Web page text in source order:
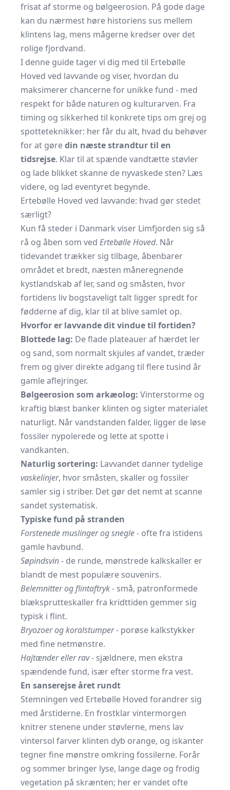
frisat af storme og bølgeerosion. På gode dage
kan du nærmest høre historiens sus mellem
klintens lag, mens mågerne kredser over det
rolige fjordvand.
I denne guide tager vi dig med til Ertebølle
Hoved ved lavvande og viser, hvordan du
maksimerer chancerne for unikke fund - med
respekt for både naturen og kulturarven. Fra
timing og sikkerhed til konkrete tips om grej og
spotte­teknikker: her får du alt, hvad du behøver
for at gøredin næste strandtur til en
tidsrejse. Klar til at spænde vandtætte støvler
og lade blikket skanne de nyvaskede sten? Læs
videre, og lad eventyret begynde.
Ertebølle Hoved ved lavvande: hvad gør stedet
særligt?
Kun få steder i Danmark viser Limfjorden sig så
rå og åben som ved Ertebølle Hoved. Når
tidevandet trækker sig tilbage, åbenbarer
området et bredt, næsten måneregnende
kystlandskab af ler, sand og småsten, hvor
fortidens liv bogstaveligt talt ligger spredt for
fødderne af dig, klar til at blive samlet op.
Hvorfor er lavvande dit vindue til fortiden?
Blottede lag: De flade plateauer af hærdet ler
og sand, som normalt skjules af vandet, træder
frem og giver direkte adgang til flere tusind år
gamle aflejringer.
Bølgeerosion som arkæolog: Vinterstorme og
kraftig blæst banker klinten og sigter materialet
naturligt. Når vandstanden falder, ligger de løse
fossiler nypolerede og lette at spotte i
vandkanten.
Naturlig sortering: Lavvandet danner tydelige
vaskelinjer, hvor småsten, skaller og fossiler
samler sig i striber. Det gør det nemt at scanne
sandet systematisk.
Typiske fund på stranden
Forstenede muslinger og snegle- ofte fra istidens
gamle havbund.
Søpindsvin- de runde, mønstrede kalkskaller er
blandt de mest populære souvenirs.
Belemnitter og flintaftryk- små, patronformede
blæksprutte­skaller fra kridttiden gemmer sig
typisk i flint.
Bryozoer og koralstumper- porøse kalkstykker
med fine netmønstre.
Hajtænder eller rav- sjældnere, men ekstra
spændende fund, især efter storme fra vest.
En sanserejse året rundt
Stemningen ved Ertebølle Hoved forandrer sig
med årstiderne. En frostklar vintermorgen
knitrer stenene under støvlerne, mens lav
vintersol farver klinten dyb orange, og iskanter
tegner fine mønstre omkring fossilerne. Forår
og sommer bringer lyse, lange dage og frodig
vegetation på skrænten; her er vandet ofte